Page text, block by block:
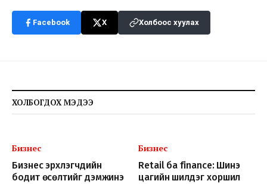
Facebook X Холбоос хуулах
ХОЛБОГДОХ МЭДЭЭ
Бизнес
Бизнес эрхлэгчдийн
бодит өсөлтийг дэмжинэ
Бизнес
Retail ба finance: Шинэ
цагийн шилдэг хоршил